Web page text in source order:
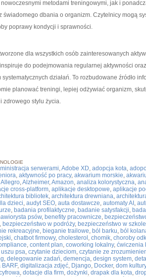
metodami treningowymi, jak i
świadomego dbania o organizm. Czytelnicy mogą
poprawy kondycji i sprawności.
dla wszystkich osób zainteresowanych
do podejmowania regularnej aktywności
działań. To rozbudowane źródło
planować treningi, lepiej odżywiać organizm,
zdrowego stylu życia.
serwerami,Adobe XD, adopcja kota,
, aktywność po pracy, akwarium morskie,
Allegro,Alzheimer,Amazon, analiza kolorystyczna,
cross-platform, aplikacje desktopowe, aplikacje
bibliotek, architektura drewniana,
dzieci, audyt SEO, auta dostawcze, automaty AI ,
, badania profilaktyczne, badanie satysfakcji,
psów, benefity pracownicze,
, bezpieczeństwo w podróży, bezpieczeństwo w szkole
rekreacyjne, bieganie trailowe, ból barku, ból
, chatbot firmowy, cholesterol , chomik, choroby
, content plan, coworking lokalny, ćwiczenia
psa, czytanie dzieciom, czytanie ze
, delegowanie zadań, demencja, design system,
BARF, digitalizacja zdjęć, Django, Docker, dom kultury
, dotacje dla firm, dożynki, drapak dla kota,